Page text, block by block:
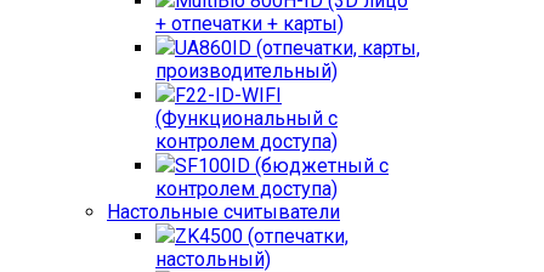
+ отпечатки + карты)
UA860ID (отпечатки, карты,
производительный)
F22-ID-WIFI
(Функциональный с
контролем доступа)
SF100ID (бюджетный с
контролем доступа)
Настольные считыватели
ZK4500 (отпечатки,
настольный)